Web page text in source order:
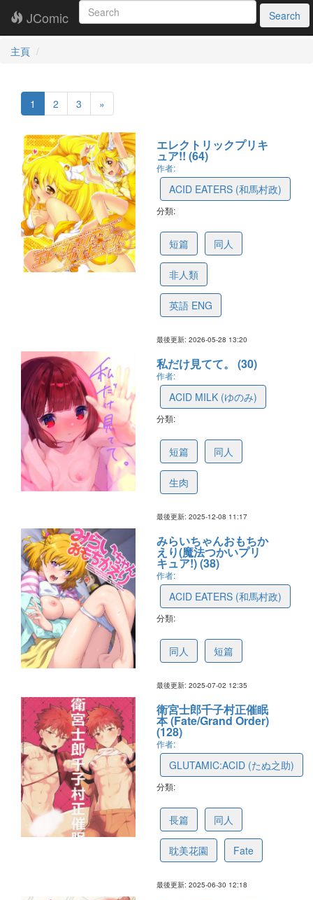
JComic Search
主頁
1 2 3 »
エレクトリックプリキ
ュア!! (64)
作者:
ACID EATERS (和馬村政)
分類:
短篇 同人
非人類
英語 ENG
最後更新: 2026-05-28 13:20
私だけ見てて。 (30)
作者:
ACID MILK (ゆのみ)
分類:
短篇 同人
生肉
最後更新: 2025-12-08 11:17
みらいちゃんおもちか
えり(魔法つかいプリ
キュア!) (38)
作者:
ACID EATERS (和馬村政)
分類:
同人 短篇
最後更新: 2025-07-02 12:35
衛宮士郎千子村正催眠
本 (Fate/Grand Order)
(128)
作者:
GLUTAMIC:ACID (たぬ之助)
分類:
長篇 同人
耽美花園 Fate
最後更新: 2025-06-30 12:18